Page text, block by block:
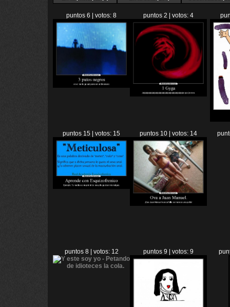
puntos 6 | votos: 8 puntos 2 | votos: 4
puntos 15 | votos: 15 puntos 10 | votos: 14
puntos 8 | votos: 12 puntos 9 | votos: 9